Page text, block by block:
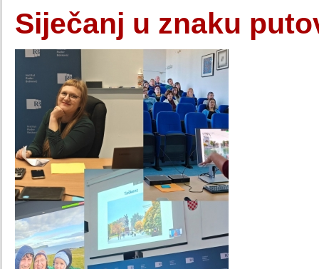
Siječanj u znaku